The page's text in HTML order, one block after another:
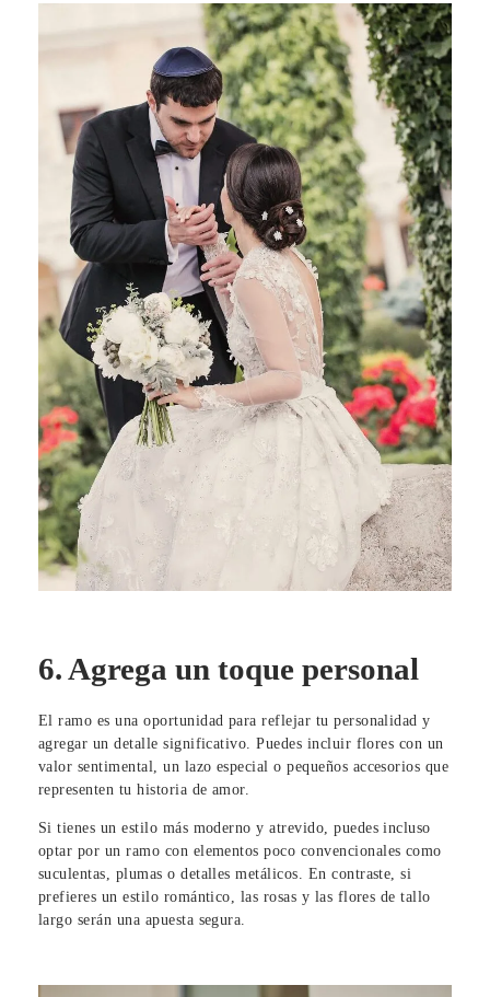
6. Agrega un toque personal
El ramo es una oportunidad para reflejar tu personalidad y
agregar un detalle significativo. Puedes incluir flores con un
valor sentimental, un lazo especial o pequeños accesorios que
representen tu historia de amor.
Si tienes un estilo más moderno y atrevido, puedes incluso
optar por un ramo con elementos poco convencionales como
suculentas, plumas o detalles metálicos. En contraste, si
prefieres un estilo romántico, las rosas y las flores de tallo
largo serán una apuesta segura.